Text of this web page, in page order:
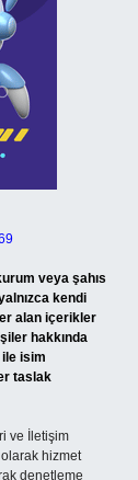
veya şahıs
kendi
alan içerikler
hakkında
ile isim
taslak
ve İletişim
olarak hizmet
denetleme